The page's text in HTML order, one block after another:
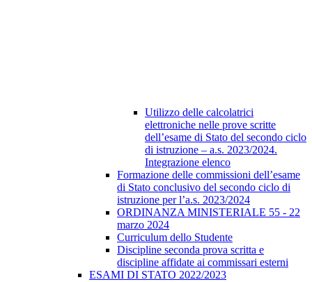
Utilizzo delle calcolatrici
elettroniche nelle prove scritte
dell’esame di Stato del secondo ciclo
di istruzione – a.s. 2023/2024.
Integrazione elenco
Formazione delle commissioni dell’esame
di Stato conclusivo del secondo ciclo di
istruzione per l’a.s. 2023/2024
ORDINANZA MINISTERIALE 55 - 22
marzo 2024
Curriculum dello Studente
Discipline seconda prova scritta e
discipline affidate ai commissari esterni
ESAMI DI STATO 2022/2023